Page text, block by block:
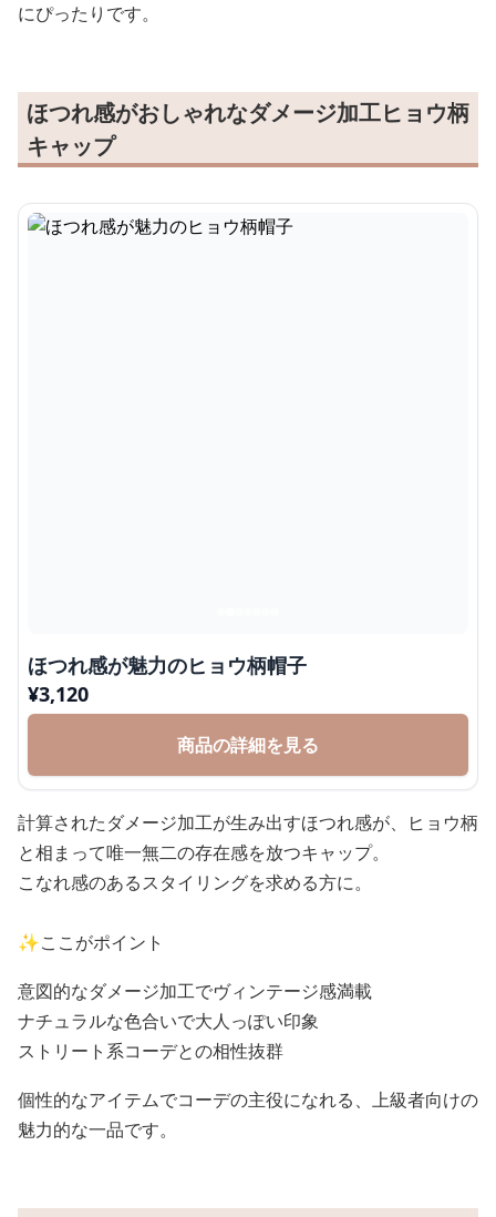
にぴったりです。
ほつれ感がおしゃれなダメージ加工ヒョウ柄
キャップ
ほつれ感が魅力のヒョウ柄帽子
¥3,120
商品の詳細を見る
計算されたダメージ加工が生み出すほつれ感が、ヒョウ柄
と相まって唯一無二の存在感を放つキャップ。
こなれ感のあるスタイリングを求める方に。
✨ここがポイント
意図的なダメージ加工でヴィンテージ感満載
ナチュラルな色合いで大人っぽい印象
ストリート系コーデとの相性抜群
個性的なアイテムでコーデの主役になれる、上級者向けの
魅力的な一品です。